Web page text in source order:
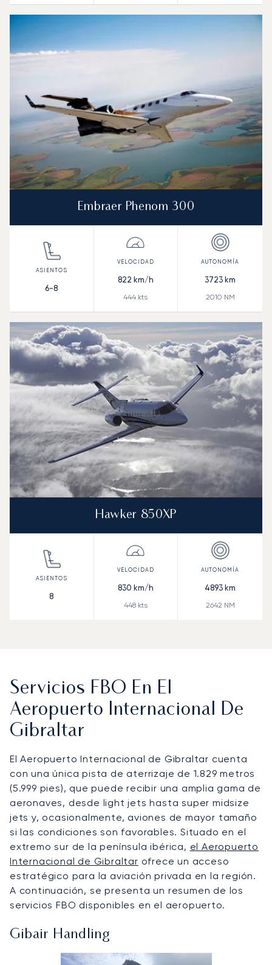
Embraer Phenom 300
6-8
822 km/h
444 kts
3723 km
2010 NM
Hawker 850XP
8
830 km/h
448kts
4893 km
2642 NM
Servicios FBO En El
Aeropuerto Internacional De
Gibraltar
El Aeropuerto Internacional de Gibraltar cuenta
con una única pista de aterrizaje de 1.829 metros
(5.999 pies), que puede recibir una amplia gama de
aeronaves, desde light jets hasta super midsize
jets y, ocasionalmente, aviones de mayor tamaño
si las condiciones son favorables. Situado en el
extremo sur de la península ibérica, el Aeropuerto
Internacional de Gibraltar ofrece un acceso
estratégico para la aviación privada en la región.
A continuación, se presenta un resumen de los
servicios FBO disponibles en el aeropuerto.
Gibair Handling